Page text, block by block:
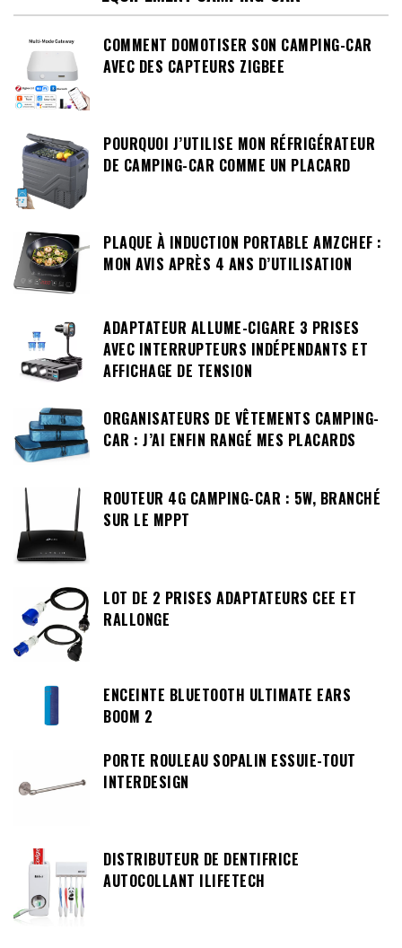
COMMENT DOMOTISER SON CAMPING-CAR
AVEC DES CAPTEURS ZIGBEE
POURQUOI J’UTILISE MON RÉFRIGÉRATEUR
DE CAMPING-CAR COMME UN PLACARD
PLAQUE À INDUCTION PORTABLE AMZCHEF :
MON AVIS APRÈS 4 ANS D’UTILISATION
ADAPTATEUR ALLUME-CIGARE 3 PRISES
AVEC INTERRUPTEURS INDÉPENDANTS ET
AFFICHAGE DE TENSION
ORGANISATEURS DE VÊTEMENTS CAMPING-
CAR : J’AI ENFIN RANGÉ MES PLACARDS
ROUTEUR 4G CAMPING-CAR : 5W, BRANCHÉ
SUR LE MPPT
LOT DE 2 PRISES ADAPTATEURS CEE ET
RALLONGE
ENCEINTE BLUETOOTH ULTIMATE EARS
BOOM 2
PORTE ROULEAU SOPALIN ESSUIE-TOUT
INTERDESIGN
DISTRIBUTEUR DE DENTIFRICE
AUTOCOLLANT ILIFETECH